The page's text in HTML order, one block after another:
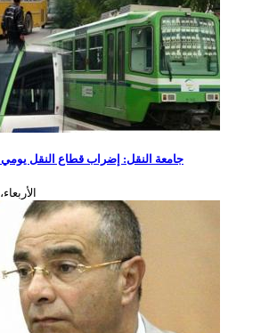
جامعة النقل: إضراب قطاع النقل يومي 25 و26 جانفي مازال قائما
الأربعاء، 28 ديسمبر، 2022 - 11:23